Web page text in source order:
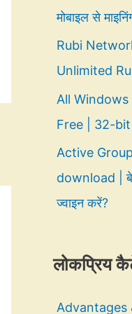
मोबाइल से
Rubi
Unlimited
All Windows
Free | 32-
Active
download |
ज्वाइन करें?
लोकप्रिय
Advantages